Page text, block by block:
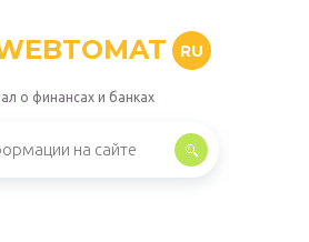
RU
о финансах и банках